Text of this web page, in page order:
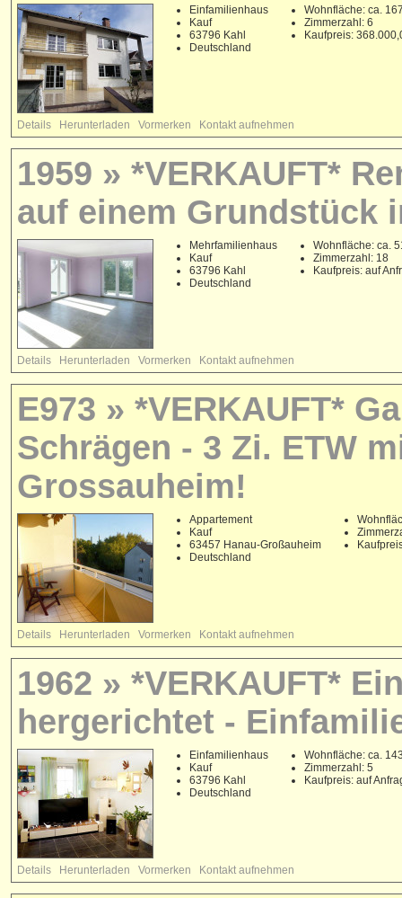
Einfamilienhaus
Kauf
63796 Kahl
Deutschland
Wohnfläche: ca.
Zimmerzahl: 6
Kaufpreis:
Details Herunterladen Vormerken Kontakt aufnehmen
1959 » *VERKAUFT*
auf einem Grundstück
Mehrfamilienhaus
Kauf
63796 Kahl
Deutschland
Wohnfläche: ca.
Zimmerzahl: 18
Kaufpreis: auf
Details Herunterladen Vormerken Kontakt aufnehmen
E973 » *VERKAUFT*
Schrägen - 3 Zi. ETW
Grossauheim!
Appartement
Kauf
63457 Hanau-Großauheim
Deutschland
Details Herunterladen Vormerken Kontakt aufnehmen
1962 » *VERKAUFT*
hergerichtet -
Einfamilienhaus
Kauf
63796 Kahl
Deutschland
Wohnfläche: ca.
Zimmerzahl: 5
Kaufpreis: auf
Details Herunterladen Vormerken Kontakt aufnehmen